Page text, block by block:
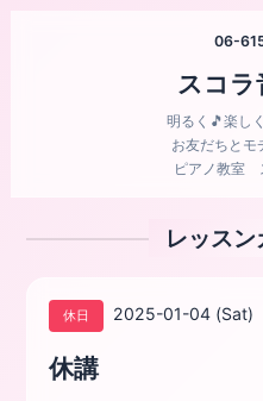
06-
スコラ
明るく🎵楽し
お友だちとモ
ピアノ教室
レッス
休日 2025-01-04 (Sat)
休講